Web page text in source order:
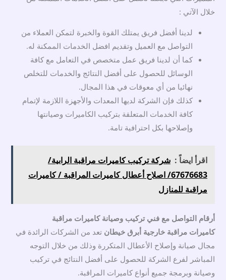
خلال الآتي :
لدينا أفضل فريق يمتلك القوة والخبرة لتمكن العملاء من
التواصل مع العميل وتقديم افضل الخدمات الممكنة له.
كما أن لدينا فريق عمل متخصص في التعامل مع كافة
الوسائل للحصول على أفضل النتائج والخدمات للتخلص
نهائيا من أي معوقات في هذا المجال.
كذلك فإن الشركة لديها المعدات والأجهزة اللازمة لإتمام
كافة الخدمات المتعلقة بتركيب الكاميرات وصيانتها
وإصلاحها بكل احترافية تامة.
اقرأ ايضاً : شركة تركيب كاميرات مراقبة الرابية/
67676683/ اصلاح أعطال كاميرات المراقبة / كاميرات
مراقبة للمنازل
أرقام التواصل مع فني تركيب وصيانة كاميرات مراقبة
كاميرات مراقبة خارجية أبرق خيطان تعد من الشركات الرائدة في
مجال صيانة وإصلاح الأعطال المتكررة وذلك من خلال التوجه
المباشر لفرع الشركة للحصول على أفضل النتائج في تركيب
وصيانة وبرمجة جميع أنواع كاميرات المراقبة.